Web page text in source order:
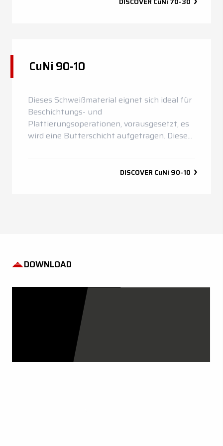
CuNi 90-10
Dieses Schweißmaterial eignet sich ideal für
Beschichtungs- und
Plattierungsoperationen, vorausgesetzt, es
wird eine Butterschicht aufgetragen. Diese...
DISCOVER CuNi 90-10
DOWNLOAD